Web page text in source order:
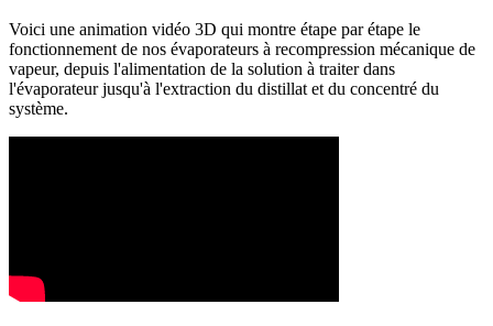
Voici une animation vidéo 3D qui montre étape par étape le
fonctionnement de nos évaporateurs à recompression mécanique de
vapeur, depuis l'alimentation de la solution à traiter dans
l'évaporateur jusqu'à l'extraction du distillat et du concentré du
système.